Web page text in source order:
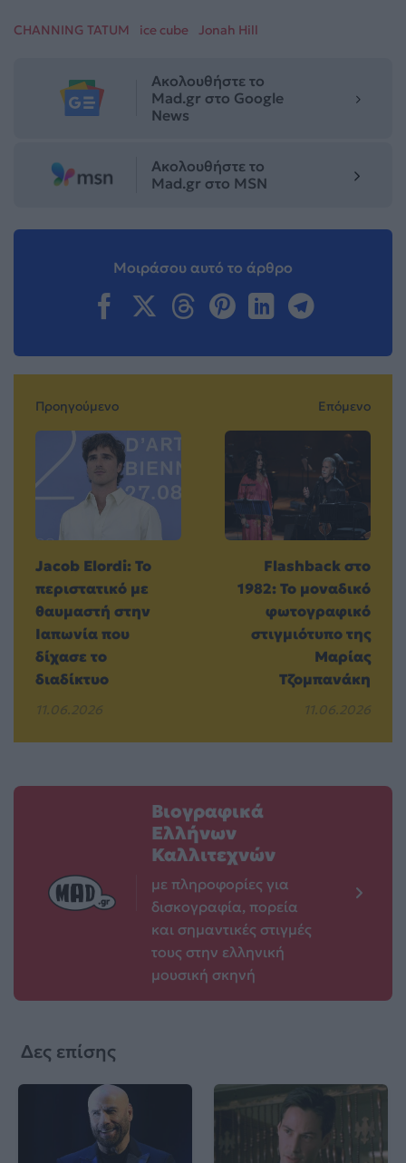
CHANNING TATUM ice cube Jonah Hill
Ακολουθήστε το
Mad.gr στο Google
News
Ακολουθήστε το
Mad.gr στο MSN
Μοιράσου αυτό το άρθρο
Προηγούμενο
Jacob Elordi: Το
περιστατικό με
θαυμαστή στην
Ιαπωνία που
δίχασε το
διαδίκτυο
11.06.2026
Επόμενο
Flashback στο
1982: Το μοναδικό
φωτογραφικό
στιγμιότυπο της
Μαρίας
Τζομπανάκη
11.06.2026
Βιογραφικά
Ελλήνων
Καλλιτεχνών
με πληροφορίες για
δισκογραφία, πορεία
και σημαντικές στιγμές
τους στην ελληνική
μουσική σκηνή
Δες επίσης